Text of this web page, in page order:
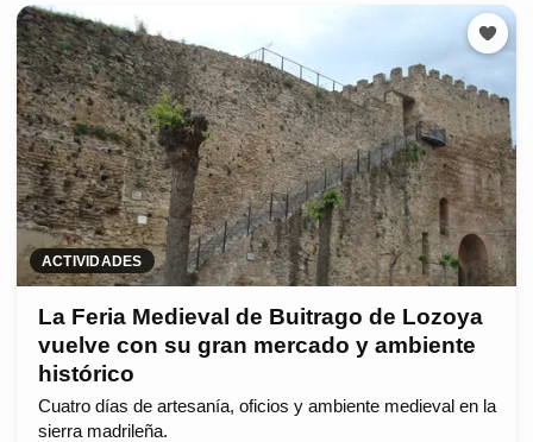
ACTIVIDADES
La Feria Medieval de Buitrago de Lozoya
vuelve con su gran mercado y ambiente
histórico
Cuatro días de artesanía, oficios y ambiente medieval en la
sierra madrileña.